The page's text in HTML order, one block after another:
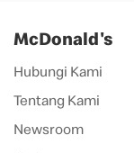
McDonald's
Hubungi Kami
Tentang Kami
Newsroom